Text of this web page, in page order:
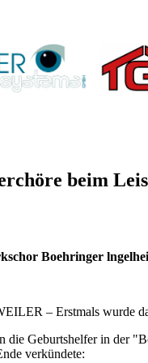
beim
Boehringer
– Erstmals wurde
die Geburtshelfer in der
verkündete: